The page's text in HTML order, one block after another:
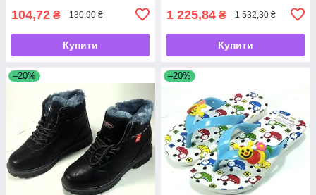
104,72 ₴ 130,90 ₴
Купити
1 225,84 ₴ 1 532,30 ₴
Купити
–20% –20%